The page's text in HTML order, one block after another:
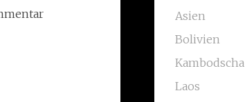
Asien
Bolivien
Kambodscha
Laos